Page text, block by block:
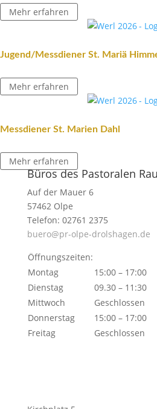
Mehr erfahren
Jugend/Messdiener St. Mariä
Mehr erfahren
Mess­diener St. Marien Dahl
Mehr erfahren
Büros des Pastoralen
Auf der Mauer 6
57462 Olpe
Telefon: 02761 2375
buero@pr-olpe-drolshagen.de
Öffnungszeiten:
Montag
15:00 – 17:00
Dienstag
09.30 – 11:30
Mittwoch
Geschlossen
Donnerstag
15:00 – 17:00
Freitag
Geschlossen